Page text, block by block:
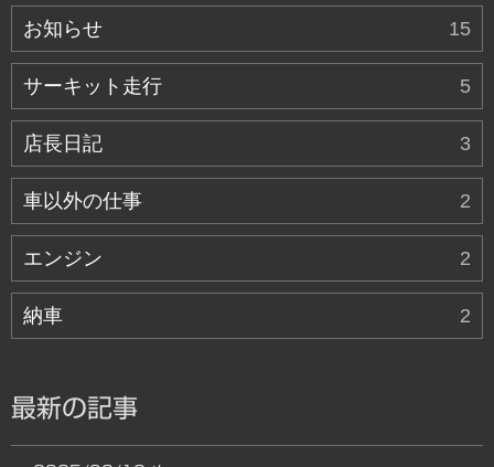
お知らせ 15
サーキット走行 5
店長日記 3
車以外の仕事 2
エンジン 2
納車 2
最新の記事